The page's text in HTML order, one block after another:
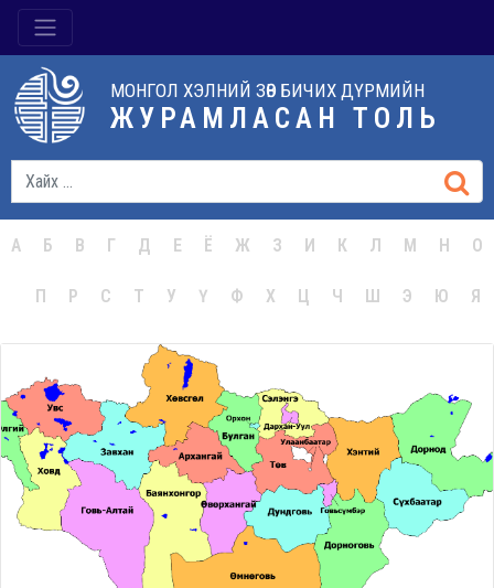
МОНГОЛ ХЭЛНИЙ ЗӨВ БИЧИХ ДҮРМИЙН
ЖУРАМЛАСАН ТОЛЬ
А Б В Г Д Е Ё Ж З И К Л М Н О
П Р С Т У Ү Ф Х Ц Ч Ш Э Ю Я